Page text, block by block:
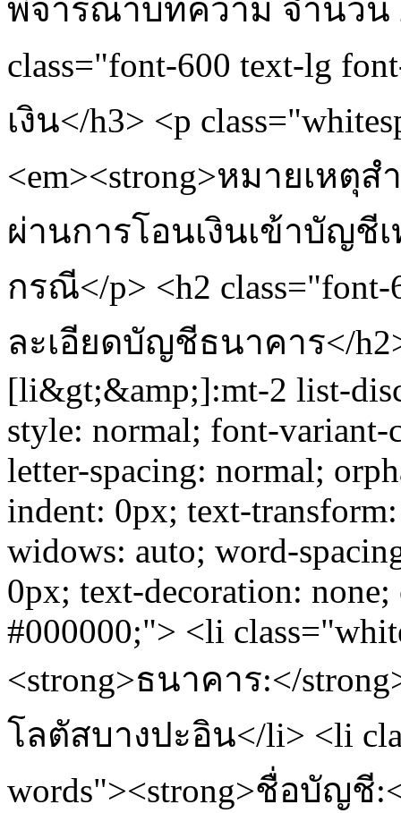
พิจารณาบทความ จำนวน
class="font-600 text-lg
เงิน</h3> <p
<em><strong>หมายเหตุ
ผ่านการโอนเงินเข้าบัญชี
กรณี</p> <h2 class="font-
ละเอียดบัญชีธนาคาร</
[li&gt;&amp;]:mt-2 list-
style: normal; font-
letter-spacing: normal;
indent: 0px; text-
widows: auto; word-
0px; text-decoration:
#000000;"> <li
<strong>ธนาคาร:</
โลตัสบางปะอิน</li> <li
words"><strong>ชื่อบัญชี